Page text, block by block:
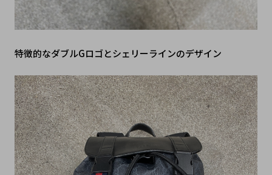
特徴的なダブルGロゴとシェリーラインのデザイン